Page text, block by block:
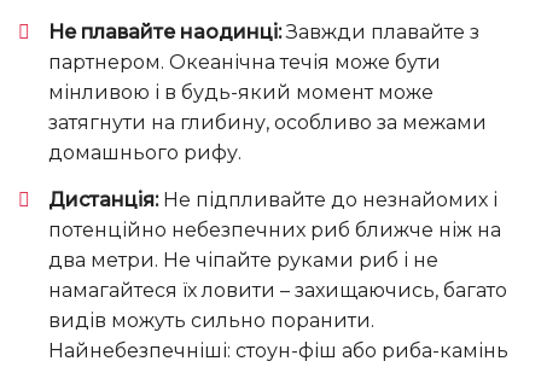
Не плавайте наодинці:Завжди плавайте з
партнером. Океанічна течія може бути
мінливою і в будь-який момент може
затягнути на глибину, особливо за межами
домашнього рифу.
Дистанція:Не підпливайте до незнайомих і
потенційно небезпечних риб ближче ніж на
два метри. Не чіпайте руками риб і не
намагайтеся їх ловити – захищаючись, багато
видів можуть сильно поранити.
Найнебезпечніші: стоун-фіш або риба-камінь